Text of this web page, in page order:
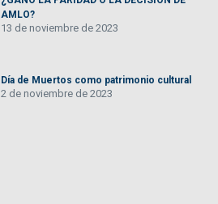
AMLO?
13 de noviembre de 2023
Día de Muertos como patrimonio cultural
2 de noviembre de 2023